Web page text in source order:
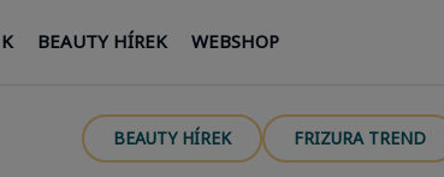
BEAUTY HÍREK WEBSHOP
BEAUTY HÍREK FRIZURA TREND